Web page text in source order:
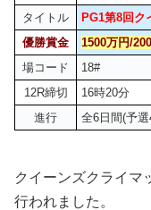
タイトル
PG1第8回ク
優勝賞金
1500万円/
場コード
18#
12R締切
16時20分
進行
全6日間(予
クイーンズクライマ
行われました。